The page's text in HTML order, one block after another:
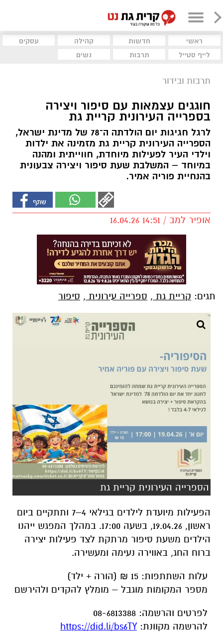
ראשי חדשות קהילה
עסקים
לייף סטייל
תרבות נשים
תרבות ובידור
חוגגים עצמאות עם סיפור ויצירה
בספרייה העירונית קריית גת
לרגל חגיגות יום הולדתה ה־78 של מדינת ישראל,
הספרייה העירונית קריית גת מזמינה את ילדות
וילדי העיר לפעילות מיוחדת, חווייתית ומהנה
במיוחד – המשלבת שעת סיפור ויצירה צבעונית
בהנחיית פוריה אמיר.
אופיר למב / 14:51 16.04.26
תגים: קריית גת , ספרייה עירונית , סיפור
הספרייה העירונית קריית גת
הפעילות מיועדת לילדים בגילאי 4–7 ותתקיים ביום
ראשון, 19.04.26, בשעה 17:00. במהלך המפגש ייהנו
הילדים משעת סיפור מרתקת לצד פעילות יצירה
ברוח החג, באווירה נעימה ומעשירה.
עלות השתתפות: 15 ₪ (הורה + ילד)
מספר המקומות מוגבל – מומלץ להקדים ולהירשם
לפרטים והרשמה: 08-6813388
להרשמה מקוונת:https://did.li/bs6TY